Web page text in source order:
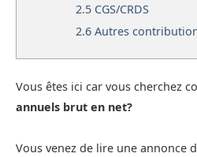
2.5 CGS/CRDS
2.6 Autres
Vous êtes ici car vous cherchez
annuels brut en net?
Vous venez de lire une annonce